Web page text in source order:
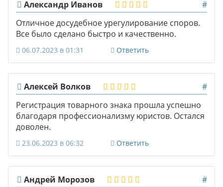
Александр Иванов
#
Отличное досудебное урегулирование споров.
Все было сделано быстро и качественно.
06.07.2023 в 01:31 Ответить
Алексей Волков
#
Регистрация товарного знака прошла успешно
благодаря профессионализму юристов. Остался
доволен.
23.06.2023 в 06:32 Ответить
Андрей Морозов
#